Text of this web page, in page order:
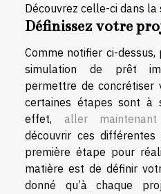
Découvrez celle-ci dans la
Définissez votre
Comme notifier ci-
simulation de prêt
permettre de concrétiser
certaines étapes sont à
effet, aller maintenant
découvrir ces
première étape pour
matière est de définir
donné qu’à chaque